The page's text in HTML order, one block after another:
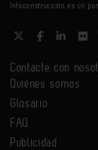
Infoconstrucción es un
Contacte con
Quiénes somos
Glosario
FAQ
Publicidad